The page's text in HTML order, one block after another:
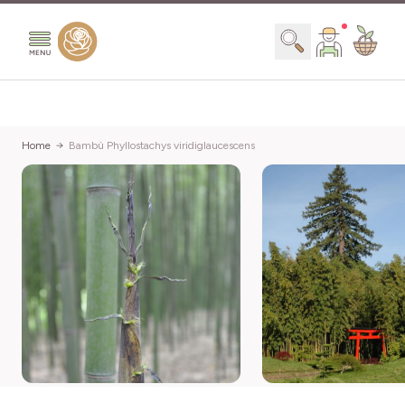
Search
Home Bambù Phyllostachys viridiglaucescens